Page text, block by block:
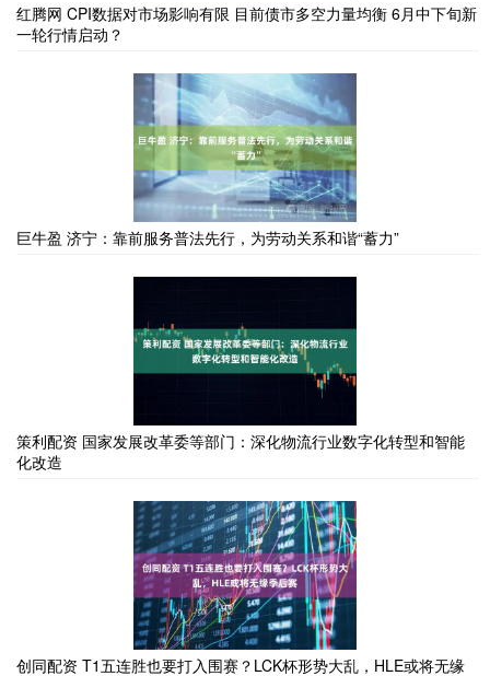
红腾网 CPI数据对市场影响有限 目前债市多空力量均衡 6月中下旬新
一轮行情启动？
巨牛盈 济宁：靠前服务普法先行，为劳动关系和谐“蓄力”
策利配资 国家发展改革委等部门：深化物流行业数字化转型和智能
化改造
创同配资 T1五连胜也要打入围赛？LCK杯形势大乱，HLE或将无缘